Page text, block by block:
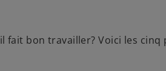
fait bon travailler? Voici les cinq